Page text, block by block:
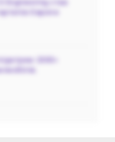
Engineering став
Європи
2000»